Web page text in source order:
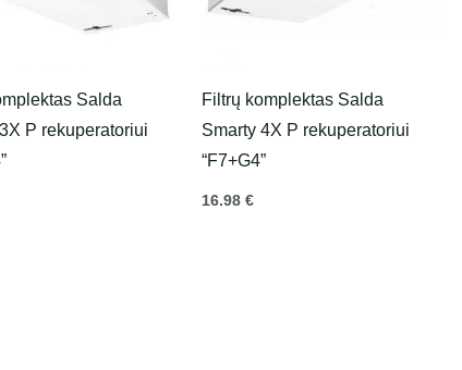
Salda
P rekuperatoriui
Filtrų komplektas Salda
Smarty 4X P rekuperatoriui
“F7+G4”
16.98 €